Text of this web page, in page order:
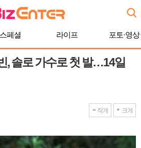
스페셜 라이프 포토·영상
, 솔로 가수로 첫 발…14일
작게 크게